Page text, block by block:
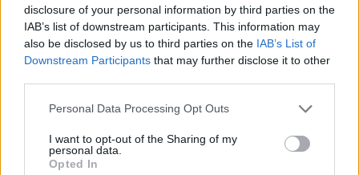
disclosure of your personal information by third parties on the
IAB’s list of downstream participants. This information may
also be disclosed by us to third parties on the IAB’s List of
Downstream Participants that may further disclose it to other
Personal Data Processing Opt Outs
I want to opt-out of the Sharing of my
personal data.
Opted In
17/07/2011
Lobbismo e pregiudizio
26/06/2011